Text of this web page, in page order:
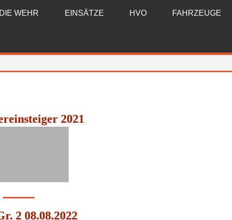
DIE WEHR EINSÄTZE HVO FAHRZEUGE
2021
2 08.08.2022